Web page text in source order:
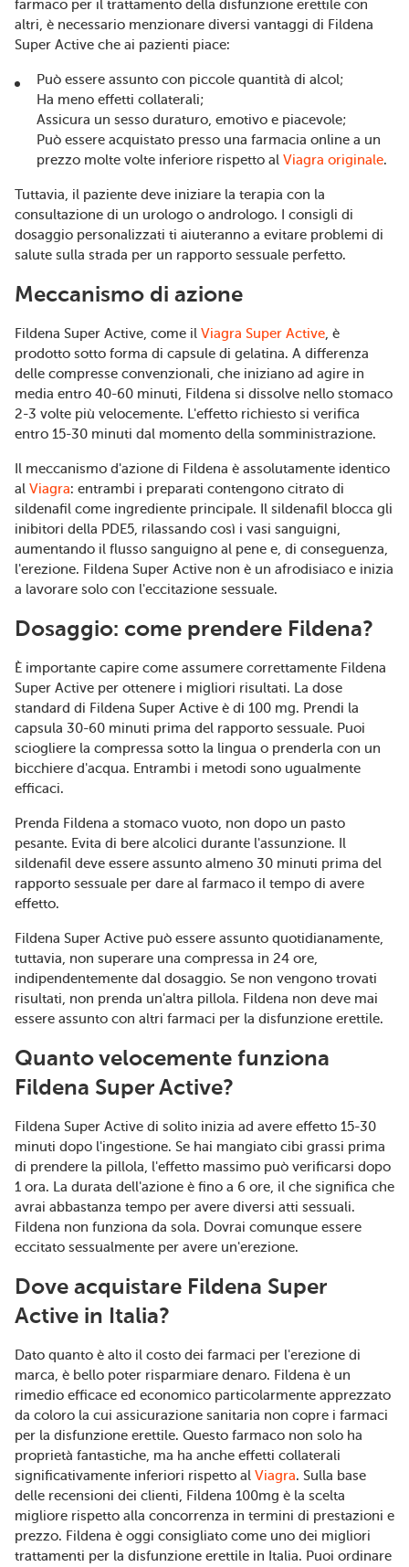
farmaco per il trattamento della disfunzione erettile con
altri, è necessario menzionare diversi vantaggi di Fildena
Super Active che ai pazienti piace:
Può essere assunto con piccole quantità di alcol;
Ha meno effetti collaterali;
Assicura un sesso duraturo, emotivo e piacevole;
Può essere acquistato presso una farmacia online a un
prezzo molte volte inferiore rispetto al Viagra originale.
Tuttavia, il paziente deve iniziare la terapia con la
consultazione di un urologo o andrologo. I consigli di
dosaggio personalizzati ti aiuteranno a evitare problemi di
salute sulla strada per un rapporto sessuale perfetto.
Meccanismo di azione
Fildena Super Active, come il Viagra Super Active , è
prodotto sotto forma di capsule di gelatina. A differenza
delle compresse convenzionali, che iniziano ad agire in
media entro 40-60 minuti, Fildena si dissolve nello stomaco
2-3 volte più velocemente. L'effetto richiesto si verifica
entro 15-30 minuti dal momento della somministrazione.
Il meccanismo d'azione di Fildena è assolutamente identico
al Viagra: entrambi i preparati contengono citrato di
sildenafil come ingrediente principale. Il sildenafil blocca gli
inibitori della PDE5, rilassando così i vasi sanguigni,
aumentando il flusso sanguigno al pene e, di conseguenza,
l'erezione. Fildena Super Active non è un afrodisiaco e inizia
a lavorare solo con l'eccitazione sessuale.
Dosaggio: come prendere Fildena?
È importante capire come assumere correttamente Fildena
Super Active per ottenere i migliori risultati. La dose
standard di Fildena Super Active è di 100 mg. Prendi la
capsula 30-60 minuti prima del rapporto sessuale. Puoi
sciogliere la compressa sotto la lingua o prenderla con un
bicchiere d'acqua. Entrambi i metodi sono ugualmente
efficaci.
Prenda Fildena a stomaco vuoto, non dopo un pasto
pesante. Evita di bere alcolici durante l'assunzione. Il
sildenafil deve essere assunto almeno 30 minuti prima del
rapporto sessuale per dare al farmaco il tempo di avere
effetto.
Fildena Super Active può essere assunto quotidianamente,
tuttavia, non superare una compressa in 24 ore,
indipendentemente dal dosaggio. Se non vengono trovati
risultati, non prenda un'altra pillola. Fildena non deve mai
essere assunto con altri farmaci per la disfunzione erettile.
Quanto velocemente funziona
Fildena Super Active?
Fildena Super Active di solito inizia ad avere effetto 15-30
minuti dopo l'ingestione. Se hai mangiato cibi grassi prima
di prendere la pillola, l'effetto massimo può verificarsi dopo
1 ora. La durata dell'azione è fino a 6 ore, il che significa che
avrai abbastanza tempo per avere diversi atti sessuali.
Fildena non funziona da sola. Dovrai comunque essere
eccitato sessualmente per avere un'erezione.
Dove acquistare Fildena Super
Active in Italia?
Dato quanto è alto il costo dei farmaci per l'erezione di
marca, è bello poter risparmiare denaro. Fildena è un
rimedio efficace ed economico particolarmente apprezzato
da coloro la cui assicurazione sanitaria non copre i farmaci
per la disfunzione erettile. Questo farmaco non solo ha
proprietà fantastiche, ma ha anche effetti collaterali
significativamente inferiori rispetto al Viagra. Sulla base
delle recensioni dei clienti, Fildena 100mg è la scelta
migliore rispetto alla concorrenza in termini di prestazioni e
prezzo. Fildena è oggi consigliato come uno dei migliori
trattamenti per la disfunzione erettile in Italia. Puoi ordinare